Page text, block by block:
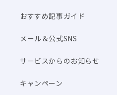
おすすめ記事ガイド
メール＆公式SNS
サービスからのお知らせ
キャンペーン